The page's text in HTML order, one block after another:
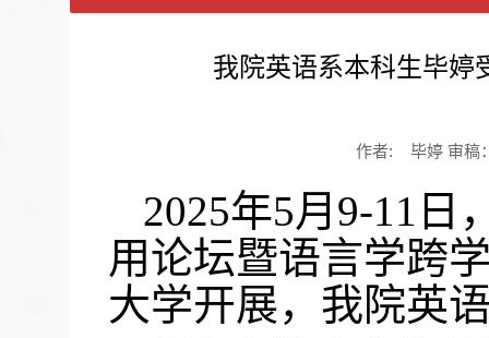
我院英语系本科生毕婷
作者: 毕婷 审稿
2025年5月9-11日
用论坛暨语言学跨
大学开展，我院英